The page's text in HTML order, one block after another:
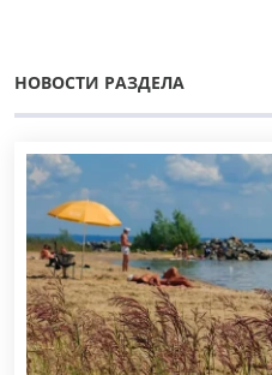
НОВОСТИ РАЗДЕЛА